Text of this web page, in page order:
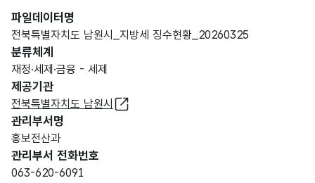
파일데이터명
전북특별자치도 남원시_지방세 징수현황_20260325
분류체계
재정·세제·금융 - 세제
제공기관
전북특별자치도 남원시
관리부서명
홍보전산과
관리부서 전화번호
063-620-6091